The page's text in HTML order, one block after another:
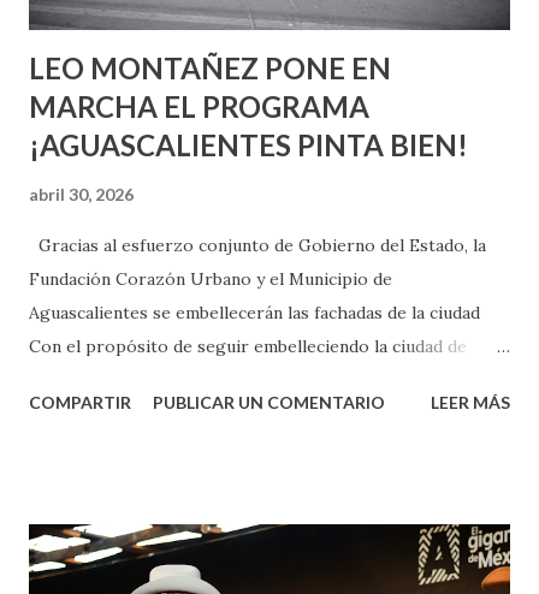
LEO MONTAÑEZ PONE EN
MARCHA EL PROGRAMA
¡AGUASCALIENTES PINTA BIEN!
abril 30, 2026
Gracias al esfuerzo conjunto de Gobierno del Estado, la
Fundación Corazón Urbano y el Municipio de
Aguascalientes se embellecerán las fachadas de la ciudad
Con el propósito de seguir embelleciendo la ciudad de
municipal, Leo Montañez dio inicio al programa
Corazón Urbano y el Municipio capital. Leo Montañez
informó que en este programa se usarán cerca de 90 mil
COMPARTIR PUBLICAR UN COMENTARIO LEER MÁS